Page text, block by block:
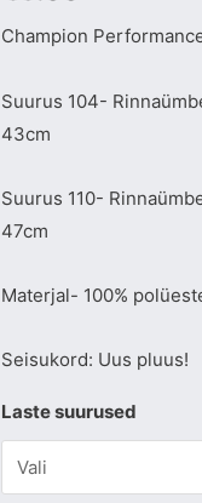
Champion
Suurus 104-
43cm
Suurus 110-
47cm
Materjal- 100%
Seisukord: Uus pluus!
Laste suurused